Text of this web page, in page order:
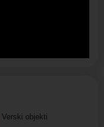
Verski objekti